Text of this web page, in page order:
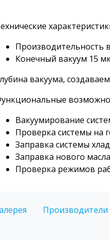
Производительность
Конечный вакуум 15
вакуума,
Вакуумирование
Проверка системы на
Заправка системы
Заправка нового
Проверка режимов
Производители